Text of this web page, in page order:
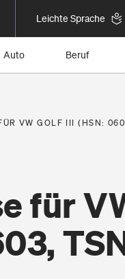
Leichte Sprache
Auto Beruf
VW GOLF III (HSN:
für